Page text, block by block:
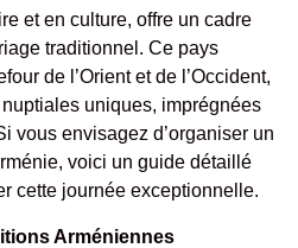
et en culture, offre un cadre
traditionnel. Ce pays
de l’Orient et de l’Occident,
uniques, imprégnées
vous envisagez d’organiser un
voici un guide détaillé
cette journée exceptionnelle.
Arméniennes